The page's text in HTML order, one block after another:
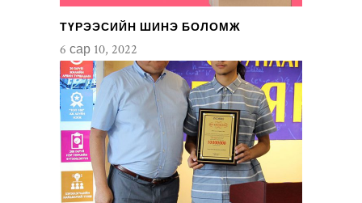
ТҮРЭЭСИЙН ШИНЭ БОЛОМЖ
6 сар 10, 2022